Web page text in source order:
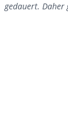
gedauert. Daher